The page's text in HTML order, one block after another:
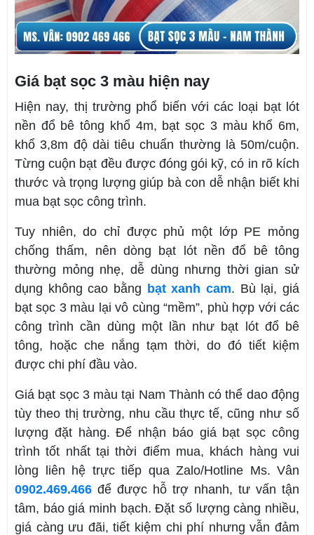
Giá bạt sọc 3 màu hiện nay
Hiện nay, thị trường phổ biến với các loại bạt lót
nền đổ bê tông khổ 4m, bạt sọc 3 màu khổ 6m,
khổ 3,8m độ dài tiêu chuẩn thường là 50m/cuộn.
Từng cuộn bạt đều được đóng gói kỹ, có in rõ kích
thước và trọng lượng giúp bà con dễ nhận biết khi
mua bạt sọc công trình.
Tuy nhiên, do chỉ được phủ một lớp PE mỏng
chống thấm, nên dòng bạt lót nền đổ bê tông
thường mỏng nhẹ, dễ dùng nhưng thời gian sử
dụng không cao bằng bạt xanh cam. Bù lại, giá
bạt sọc 3 màu lại vô cùng “mềm”, phù hợp với các
công trình cần dùng một lần như bạt lót đổ bê
tông, hoặc che nắng tạm thời, do đó tiết kiệm
được chi phí đầu vào.
Giá bạt sọc 3 màu tại Nam Thành có thể dao động
tùy theo thị trường, nhu cầu thực tế, cũng như số
lượng đặt hàng. Để nhận báo giá bạt sọc công
trình tốt nhất tại thời điểm mua, khách hàng vui
lòng liên hệ trực tiếp qua Zalo/Hotline Ms. Vân
0902.469.466 để được hỗ trợ nhanh, tư vấn tận
tâm, báo giá minh bạch. Đặt số lượng càng nhiều,
giá càng ưu đãi, tiết kiệm chi phí nhưng vẫn đảm